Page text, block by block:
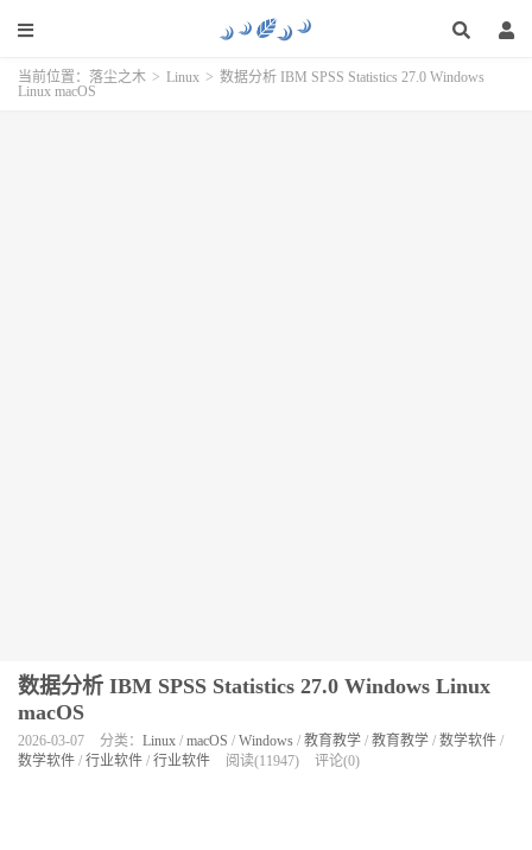
当前位置： 落尘之木 > Linux > 数据分析 IBM SPSS Statistics 27.0 Windows
Linux macOS
数据分析 IBM SPSS Statistics 27.0 Windows Linux
macOS
2026-03-07 分类： Linux / macOS / Windows / 教育教学 / 教育教学 / 数学软件 /
数学软件 / 行业软件 / 行业软件 阅读(11947) 评论(0)